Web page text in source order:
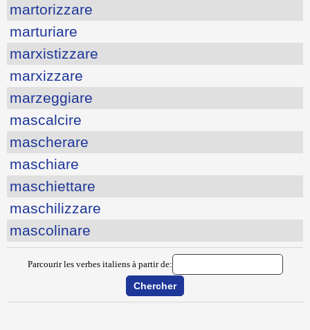
martorizzare
marturiare
marxistizzare
marxizzare
marzeggiare
mascalcire
mascherare
maschiare
maschiettare
maschilizzare
mascolinare
Parcourir les verbes italiens à partir de: